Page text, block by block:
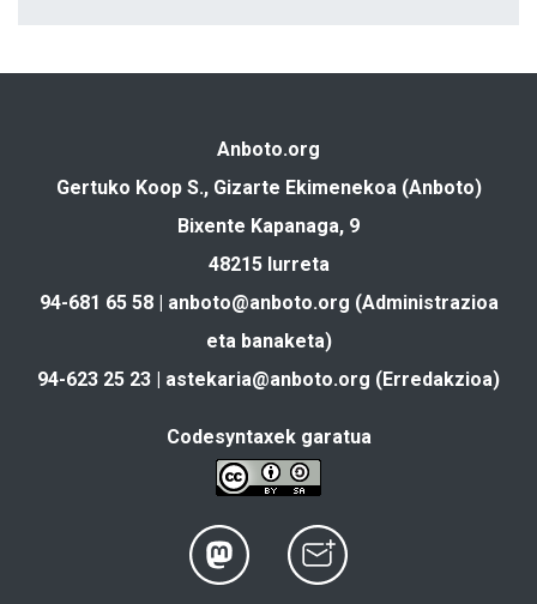
Anboto.org
Gertuko Koop S., Gizarte Ekimenekoa (Anboto)
Bixente Kapanaga, 9
48215 Iurreta
94-681 65 58 | anboto@anboto.org (Administrazioa
eta banaketa)
94-623 25 23 | astekaria@anboto.org (Erredakzioa)
Codesyntaxek garatua